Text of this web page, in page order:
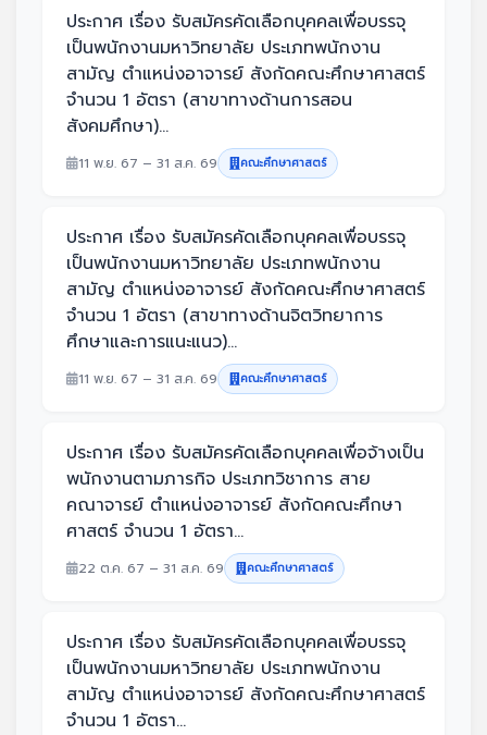
ประกาศ เรื่อง รับสมัครคัดเลือกบุคคลเพื่อบรรจุ
เป็นพนักงานมหาวิทยาลัย ประเภทพนักงาน
สามัญ ตำแหน่งอาจารย์ สังกัดคณะศึกษาศาสตร์
จำนวน 1 อัตรา (สาขาทางด้านการสอน
สังคมศึกษา)...
11 พ.ย. 67 – 31 ส.ค. 69 คณะศึกษาศาสตร์
ประกาศ เรื่อง รับสมัครคัดเลือกบุคคลเพื่อบรรจุ
เป็นพนักงานมหาวิทยาลัย ประเภทพนักงาน
สามัญ ตำแหน่งอาจารย์ สังกัดคณะศึกษาศาสตร์
จำนวน 1 อัตรา (สาขาทางด้านจิตวิทยาการ
ศึกษาและการแนะแนว)...
11 พ.ย. 67 – 31 ส.ค. 69 คณะศึกษาศาสตร์
ประกาศ เรื่อง รับสมัครคัดเลือกบุคคลเพื่อจ้างเป็น
พนักงานตามภารกิจ ประเภทวิชาการ สาย
คณาจารย์ ตำแหน่งอาจารย์ สังกัดคณะศึกษา
ศาสตร์ จำนวน 1 อัตรา...
22 ต.ค. 67 – 31 ส.ค. 69 คณะศึกษาศาสตร์
ประกาศ เรื่อง รับสมัครคัดเลือกบุคคลเพื่อบรรจุ
เป็นพนักงานมหาวิทยาลัย ประเภทพนักงาน
สามัญ ตำแหน่งอาจารย์ สังกัดคณะศึกษาศาสตร์
จำนวน 1 อัตรา...